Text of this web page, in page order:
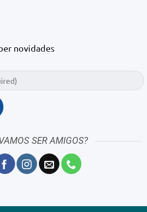
novidades
SER AMIGOS?